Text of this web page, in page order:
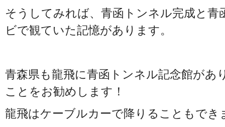
そうしてみれば、青函トンネル完成と青
ビで観ていた記憶があります。
青森県も龍飛に青函トンネル記念館があ
ことをお勧めします！
龍飛はケーブルカーで降りることもで